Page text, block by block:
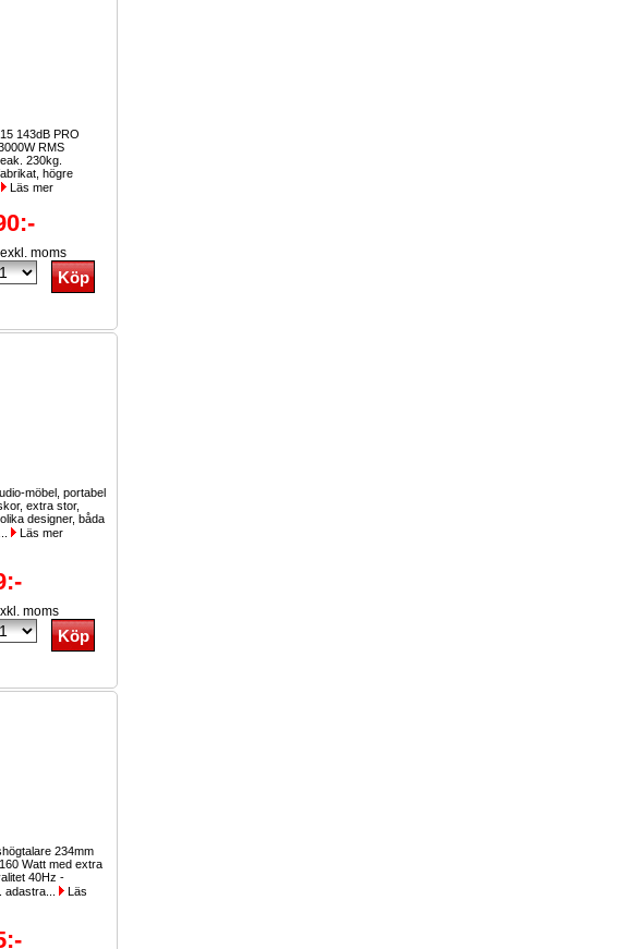
143dB PRO
RMS
230kg.
högre
Läs mer
moms
möbel, portabel
extra stor,
designer, båda
Läs mer
moms
234mm
Watt med extra
40Hz -
adastra...
Läs